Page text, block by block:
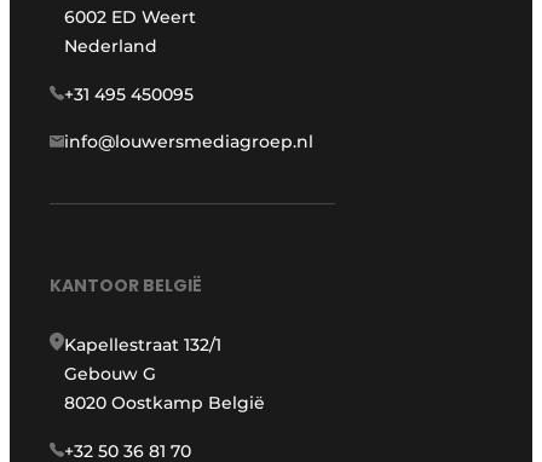
6002 ED Weert
Nederland
+31 495 450095
info@louwersmediagroep.nl
KANTOOR BELGIË
Kapellestraat 132/1
Gebouw G
8020 Oostkamp België
+32 50 36 81 70